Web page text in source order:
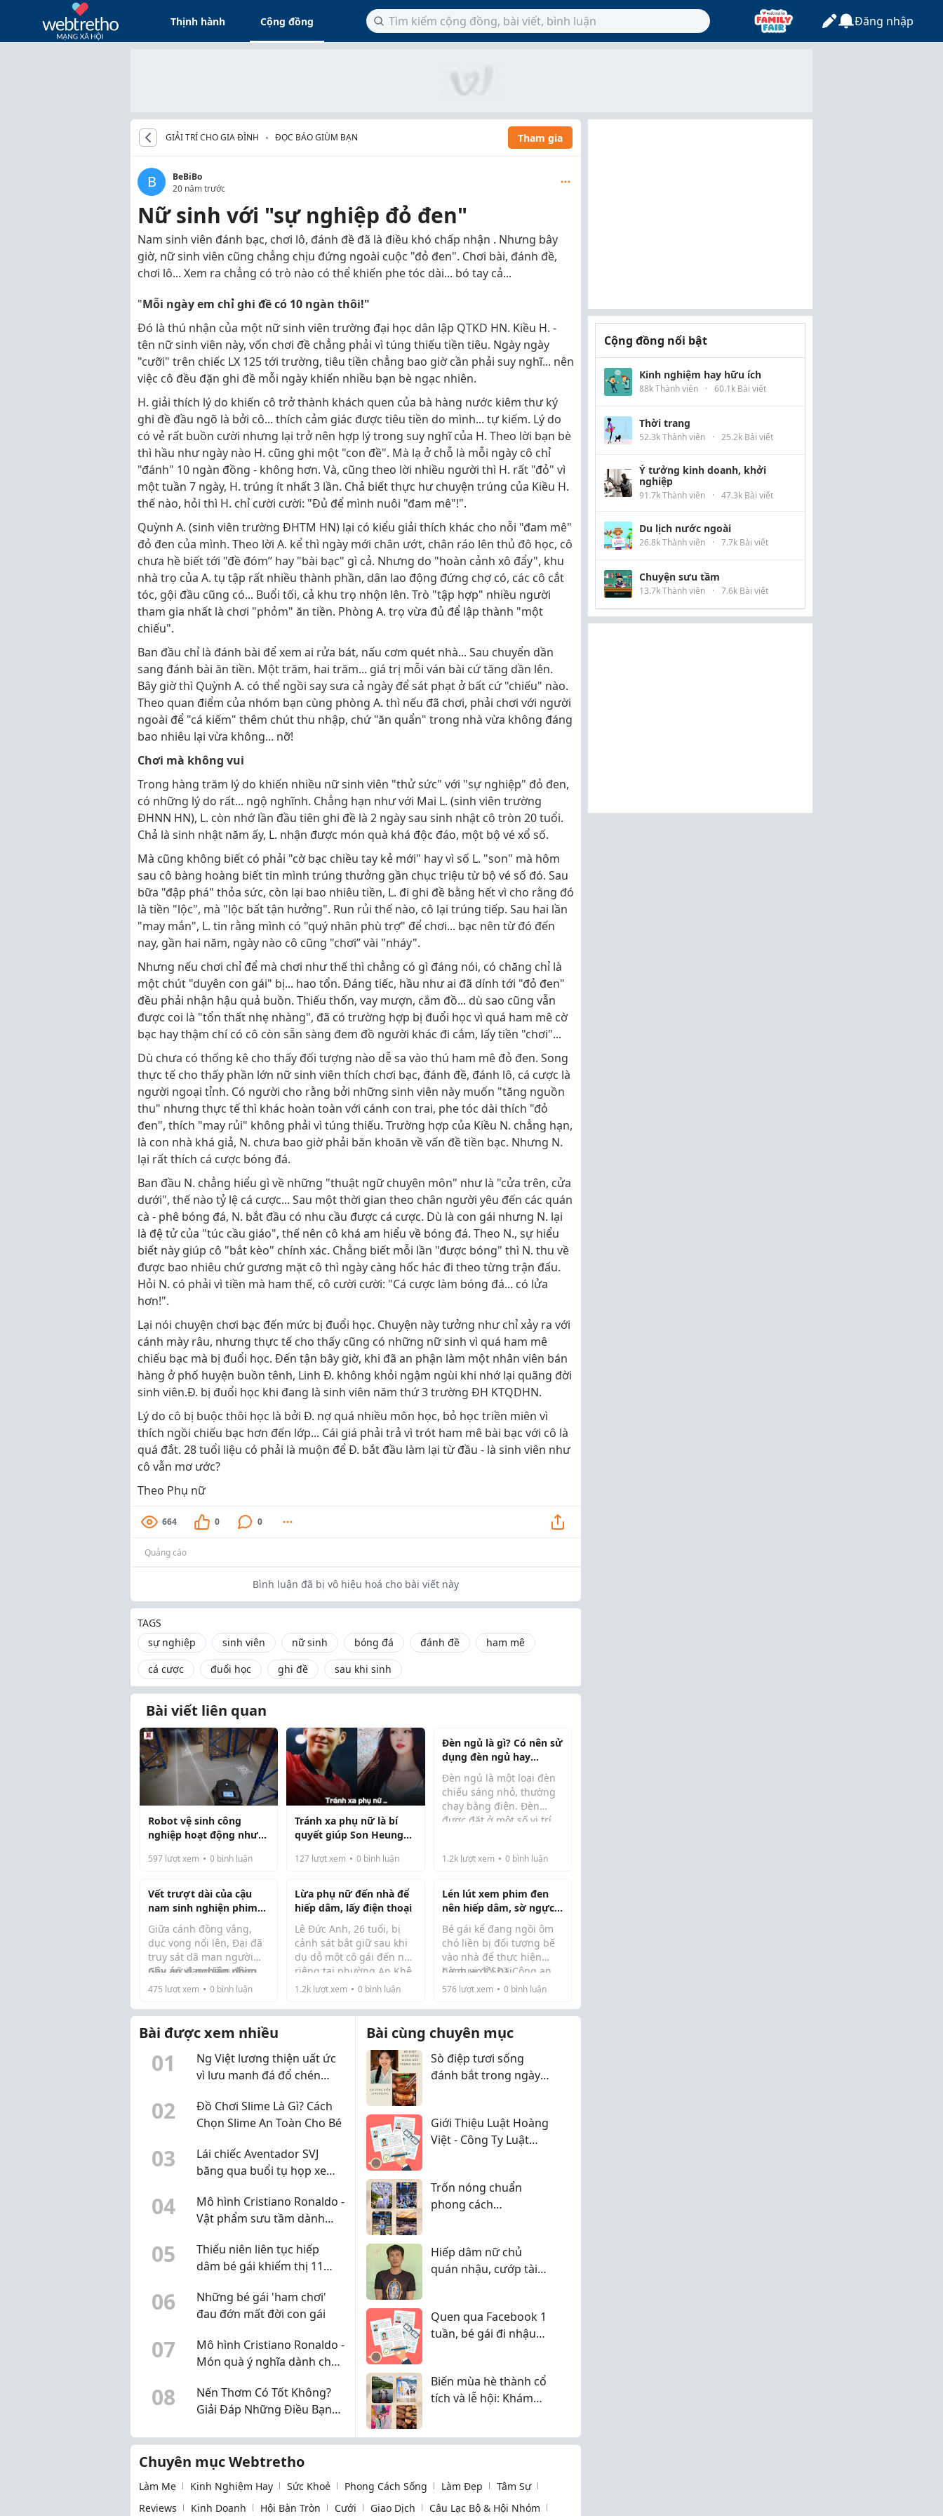
Thịnh hành Cộng đồng Đăng nhập
GIẢI TRÍ CHO GIA ĐÌNH ĐỌC BÁO GIÙM BẠN Tham gia
B
BeBiBo
20 năm trước
Nữ sinh với "sự nghiệp đỏ đen"
Nam sinh viên đánh bạc, chơi lô, đánh đề đã là điều khó chấp nhận . Nhưng bây
giờ, nữ sinh viên cũng chẳng chịu đứng ngoài cuộc "đỏ đen". Chơi bài, đánh đề,
chơi lô... Xem ra chẳng có trò nào có thể khiến phe tóc dài... bó tay cả...
"Mỗi ngày em chỉ ghi đề có 10 ngàn thôi!"
Đó là thú nhận của một nữ sinh viên trường đại học dân lập QTKD HN. Kiều H. -
tên nữ sinh viên này, vốn chơi đề chẳng phải vì túng thiếu tiền tiêu. Ngày ngày
"cưỡi" trên chiếc LX 125 tới trường, tiêu tiền chẳng bao giờ cần phải suy nghĩ... nên
việc cô đều đặn ghi đề mỗi ngày khiến nhiều bạn bè ngạc nhiên.
H. giải thích lý do khiến cô trở thành khách quen của bà hàng nước kiêm thư ký
ghi đề đầu ngõ là bởi cô... thích cảm giác được tiêu tiền do mình... tự kiếm. Lý do
có vẻ rất buồn cười nhưng lại trở nên hợp lý trong suy nghĩ của H. Theo lời bạn bè
thì hầu như ngày nào H. cũng ghi một "con đề". Mà lạ ở chỗ là mỗi ngày cô chỉ
"đánh" 10 ngàn đồng - không hơn. Và, cũng theo lời nhiều người thì H. rất "đỏ" vì
một tuần 7 ngày, H. trúng ít nhất 3 lần. Chả biết thực hư chuyện trúng của Kiều H.
thế nào, hỏi thì H. chỉ cười cười: "Đủ để mình nuôi "đam mê"!".
Quỳnh A. (sinh viên trường ĐHTM HN) lại có kiểu giải thích khác cho nỗi "đam mê"
đỏ đen của mình. Theo lời A. kể thì ngày mới chân ướt, chân ráo lên thủ đô học, cô
chưa hề biết tới "đề đóm” hay "bài bạc" gì cả. Nhưng do "hoàn cảnh xô đẩy", khu
nhà trọ của A. tụ tập rất nhiều thành phần, dân lao động đứng chợ có, các cô cắt
tóc, gội đầu cũng có... Buổi tối, cả khu trọ nhộn lên. Trò "tập hợp" nhiều người
tham gia nhất là chơi "phỏm" ăn tiền. Phòng A. trọ vừa đủ để lập thành "một
chiếu".
Ban đầu chỉ là đánh bài để xem ai rửa bát, nấu cơm quét nhà... Sau chuyển dần
sang đánh bài ăn tiền. Một trăm, hai trăm... giá trị mỗi ván bài cứ tăng dần lên.
Bây giờ thì Quỳnh A. có thể ngồi say sưa cả ngày để sát phạt ở bất cứ "chiếu" nào.
Theo quan điểm của nhóm bạn cùng phòng A. thì nếu đã chơi, phải chơi với người
ngoài để "cá kiếm" thêm chút thu nhập, chứ "ăn quẩn" trong nhà vừa không đáng
bao nhiêu lại vừa không... nỡ!
Chơi mà không vui
Trong hàng trăm lý do khiến nhiều nữ sinh viên "thử sức" với "sự nghiệp" đỏ đen,
có những lý do rất... ngộ nghĩnh. Chẳng hạn như với Mai L. (sinh viên trường
ĐHNN HN), L. còn nhớ lần đầu tiên ghi đề là 2 ngày sau sinh nhật cô tròn 20 tuổi.
Chả là sinh nhật năm ấy, L. nhận được món quà khá độc đáo, một bộ vé xổ số.
Mà cũng không biết có phải "cờ bạc chiều tay kẻ mới" hay vì số L. "son" mà hôm
sau cô bàng hoàng biết tin mình trúng thưởng gần chục triệu từ bộ vé số đó. Sau
bữa "đập phá" thỏa sức, còn lại bao nhiêu tiền, L. đi ghi đề bằng hết vì cho rằng đó
là tiền "lộc", mà "lộc bất tận hưởng". Run rủi thế nào, cô lại trúng tiếp. Sau hai lần
"may mắn", L. tin rằng mình có "quý nhân phù trợ" để chơi... bạc nên từ đó đến
nay, gần hai năm, ngày nào cô cũng "chơi” vài "nháy".
Nhưng nếu chơi chỉ để mà chơi như thế thì chẳng có gì đáng nói, có chăng chỉ là
một chút "duyên con gái" bị... hao tổn. Đáng tiếc, hầu như ai đã dính tới "đỏ đen"
đều phải nhận hậu quả buồn. Thiếu thốn, vay mượn, cắm đồ... dù sao cũng vẫn
được coi là "tổn thất nhẹ nhàng", đã có trường hợp bị đuổi học vì quá ham mê cờ
bạc hay thậm chí có cô còn sẵn sàng đem đồ người khác đi cắm, lấy tiền "chơi"...
Dù chưa có thống kê cho thấy đối tượng nào dễ sa vào thú ham mê đỏ đen. Song
thực tế cho thấy phần lớn nữ sinh viên thích chơi bạc, đánh đề, đánh lô, cá cược là
người ngoại tỉnh. Có người cho rằng bởi những sinh viên này muốn "tăng nguồn
thu" nhưng thực tế thì khác hoàn toàn với cánh con trai, phe tóc dài thích "đỏ
đen", thích "may rủi" không phải vì túng thiếu. Trường hợp của Kiều N. chẳng hạn,
là con nhà khá giả, N. chưa bao giờ phải băn khoăn về vấn đề tiền bạc. Nhưng N.
lại rất thích cá cược bóng đá.
Ban đầu N. chẳng hiểu gì về những "thuật ngữ chuyên môn" như là "cửa trên, cửa
dưới", thế nào tỷ lệ cá cược... Sau một thời gian theo chân người yêu đến các quán
cà - phê bóng đá, N. bắt đầu có nhu cầu được cá cược. Dù là con gái nhưng N. lại
là đệ tử của "túc cầu giáo", thế nên cô khá am hiểu về bóng đá. Theo N., sự hiểu
biết này giúp cô "bắt kèo" chính xác. Chẳng biết mỗi lần "được bóng" thì N. thu về
được bao nhiêu chứ gương mặt cô thì ngày càng hốc hác đi theo từng trận đấu.
Hỏi N. có phải vì tiền mà ham thế, cô cười cười: "Cá cược làm bóng đá... có lửa
hơn!".
Lại nói chuyện chơi bạc đến mức bị đuổi học. Chuyện này tưởng như chỉ xảy ra với
cánh mày râu, nhưng thực tế cho thấy cũng có những nữ sinh vì quá ham mê
chiếu bạc mà bị đuổi học. Đến tận bây giờ, khi đã an phận làm một nhân viên bán
hàng ở phố huyện buồn tênh, Linh Đ. không khỏi ngậm ngùi khi nhớ lại quãng đời
sinh viên.Đ. bị đuổi học khi đang là sinh viên năm thứ 3 trường ĐH KTQDHN.
Lý do cô bị buộc thôi học là bởi Đ. nợ quá nhiều môn học, bỏ học triền miên vì
thích ngồi chiếu bạc hơn đến lớp... Cái giá phải trả vì trót ham mê bài bạc với cô là
quá đắt. 28 tuổi liệu có phải là muộn để Đ. bắt đầu làm lại từ đầu - là sinh viên như
cô vẫn mơ ước?
Theo Phụ nữ
664 0 0
Quảng cáo
Bình luận đã bị vô hiệu hoá cho bài viết này
TAGS
sự nghiệp
sinh viên nữ sinh bóng đá đánh đề
ham mê
cá cược
đuổi học ghi đề sau khi sinh
Bài viết liên quan
Robot vệ sinh công
nghiệp hoạt động như
nhân sự?
597 lượt xem 0 bình luận
Tránh xa phụ nữ là bí
quyết giúp Son Heung
sự nghiệp cầu thủ
127 lượt xem 0 bình luận
Đèn ngủ là gì? Có nên sử
dụng đèn ngủ hay
không?
Đèn ngủ là một loại đèn
chiếu sáng nhỏ, thường
chạy bằng điện. Đèn
được đặt ở một số vị trí
số người sử dụng đèn để
ngủ, đặc ...
1.2klượt xem 0bình luận
Vết trượt dài của cậu
nam sinh nghiện phim
đen, hiếp dâm người
phụ nữ 3 con giữa cánh
đồng vắng
Giữa cánh đồng vắng,
dục vọng nổi lên, Đại đã
truy sát dã man người
phụ nữ đang làm đồng
rồi thực hiện hành vi đồi
Gây án vì nghiện phim
đen
Mặc dù nhiều năm đã
trôi qua, nhưng trong kí
ức của ngườ...
475 lượt xem 0 bình luận
Lừa phụ nữ đến nhà để
hiếp dâm, lấy điện thoại
Lê Đức Anh, 26 tuổi, bị
cảnh sát bắt giữ sau khi
dụ dỗ một cô gái đến nhà
riêng tại phường An Khê
để thực hiện hành vi hiếp
thoại.
sát hình sự Công an TP
Đà ...
1.2k lượt xem 0 bình luận
Lén lút xem phim đen
nên hiếp dâm, sờ ngực
phụ nữ
Bé gái kể đang ngồi ôm
chó liền bị đối tượng bế
vào nhà để thực hiện
hành vi đồi bại.
Cơ quan CSĐT Công an
tỉnh Phú Thọ đang tạm
Mến (19 tuổi, biệt danh
Nam Phong, trú tại khi
1...
576lượt xem 0bình luận
Bài được xem nhiều
01
Ng Việt lương thiện uất ức
vì lưu manh đá đổ chén
02
Đồ Chơi Slime Là Gì? Cách
Chọn Slime An Toàn Cho Bé
03
Lái chiếc Aventador SVJ
băng qua buổi tụ họp xe
04
Mô hình Cristiano Ronaldo -
Vật phẩm sưu tầm dành
05
Thiếu niên liên tục hiếp
dâm bé gái khiếm thị 11
06
Những bé gái 'ham chơi'
đau đớn mất đời con gái
07
Mô hình Cristiano Ronaldo -
Món quà ý nghĩa dành cho
08
Nến Thơm Có Tốt Không?
Giải Đáp Những Điều Bạn
Bài cùng chuyên mục
Sò điệp tươi sống
đánh bắt trong ngày
Giới Thiệu Luật Hoàng
Việt - Công Ty Luật
Trốn nóng chuẩn
phong cách
nhiệt Jangheung
Hiếp dâm nữ chủ
quán nhậu, cướp tài
Quen qua Facebook 1
tuần, bé gái đi nhậu
Biến mùa hè thành cổ
tích và lễ hội: Khám
Chuyên mục Webtretho
Làm Mẹ Kinh Nghiệm Hay Sức Khoẻ Phong Cách Sống Làm Đẹp
Tâm Sự
Reviews
Kinh Doanh Hội Bàn Tròn Cưới Giao Dịch Câu Lạc Bộ & Hội Nhóm
Cộng đồng nổi bật
Kinh nghiệm hay hữu ích
88k Thành viên · 60.1k Bài viết
Thời trang
52.3k Thành viên · 25.2k Bài viết
Ý tưởng kinh doanh, khởi
nghiệp
91.7k Thành viên · 47.3k Bài viết
Du lịch nước ngoài
26.8k Thành viên · 7.7k Bài viết
Chuyện sưu tầm
13.7k Thành viên · 7.6k Bài viết